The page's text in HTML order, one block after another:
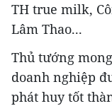
TH true milk,
Lâm Thao...
Thủ tướng
doanh nghiệp
phát huy tốt